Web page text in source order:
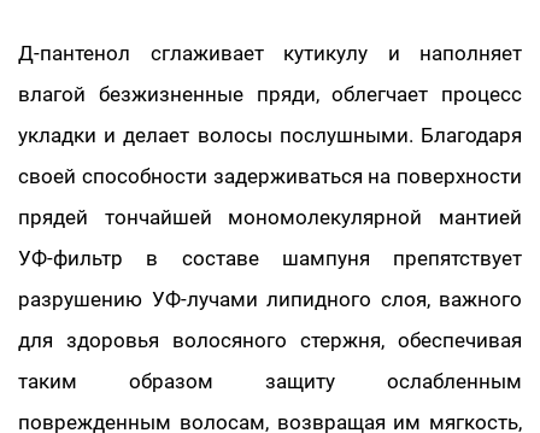
Д-пантенол сглаживает кутикулу и наполняет
влагой безжизненные пряди, облегчает процесс
укладки и делает волосы послушными. Благодаря
своей способности задерживаться на поверхности
прядей тончайшей мономолекулярной мантией
УФ-фильтр в составе шампуня препятствует
разрушению УФ-лучами липидного слоя, важного
для здоровья волосяного стержня, обеспечивая
таким образом защиту ослабленным
поврежденным волосам, возвращая им мягкость,